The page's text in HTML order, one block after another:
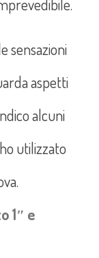
sensazioni
aspetti
alcuni
utilizzato
1″ e